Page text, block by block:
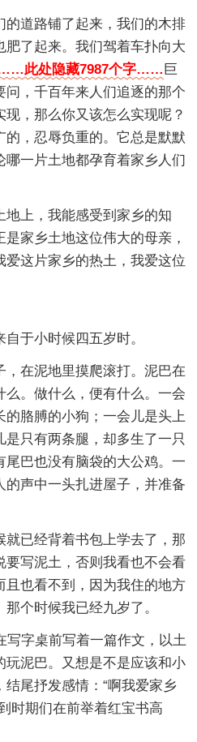
的道路铺了起来，我们的木排
了起来。我们驾着车扑向大
此处隐藏7987个字…… 巨
问，千百年来人们追逐的那个
，那么你又该怎么实现呢？
的，忍辱负重的。它总是默默
哪一片土地都孕育着家乡人们
地上，我能感受到家乡的知
家乡土地这位伟大的母亲，
爱这片家乡的热土，我爱这位
于小时候四五岁时。
，在泥地里摸爬滚打。泥巴在
。做什么，便有什么。一会
的胳膊的小狗；一会儿是头上
只有两条腿，却多生了一只
尾巴也没有脑袋的大公鸡。一
的声中一头扎进屋子，并准备
就已经背着书包上学去了，那
要写泥土，否则我看也不会看
且也看不到，因为我住的地方
个时候我已经九岁了。
写字桌前写着一篇作文，以土
玩泥巴。又想是不是应该和小
尾抒发感情：“啊我爱家乡
时期们在前举着红宝书高